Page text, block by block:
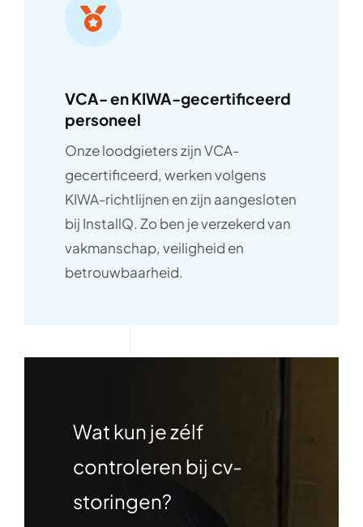
VCA- en KIWA-gecertificeerd
personeel
Onze loodgieters zijn VCA-
gecertificeerd, werken volgens
KIWA-richtlijnen en zijn aangesloten
bij InstallQ. Zo ben je verzekerd van
vakmanschap, veiligheid en
betrouwbaarheid.
Wat kun je zélf
controleren bij cv-
storingen?